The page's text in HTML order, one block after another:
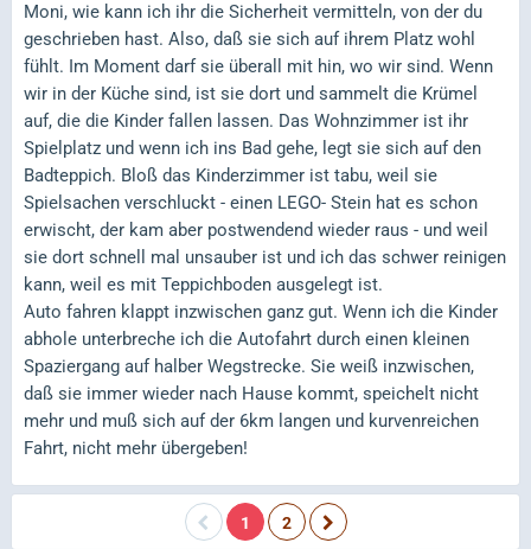
Moni, wie kann ich ihr die Sicherheit vermitteln, von der du
geschrieben hast. Also, daß sie sich auf ihrem Platz wohl
fühlt. Im Moment darf sie überall mit hin, wo wir sind. Wenn
wir in der Küche sind, ist sie dort und sammelt die Krümel
auf, die die Kinder fallen lassen. Das Wohnzimmer ist ihr
Spielplatz und wenn ich ins Bad gehe, legt sie sich auf den
Badteppich. Bloß das Kinderzimmer ist tabu, weil sie
Spielsachen verschluckt - einen LEGO- Stein hat es schon
erwischt, der kam aber postwendend wieder raus - und weil
sie dort schnell mal unsauber ist und ich das schwer reinigen
kann, weil es mit Teppichboden ausgelegt ist.
Auto fahren klappt inzwischen ganz gut. Wenn ich die Kinder
abhole unterbreche ich die Autofahrt durch einen kleinen
Spaziergang auf halber Wegstrecke. Sie weiß inzwischen,
daß sie immer wieder nach Hause kommt, speichelt nicht
mehr und muß sich auf der 6km langen und kurvenreichen
Fahrt, nicht mehr übergeben!
1 2